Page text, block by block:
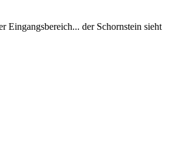
Eingangsbereich... der Schornstein sieht